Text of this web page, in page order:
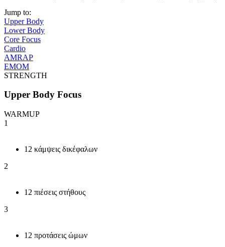
Jump to:
Upper Body
Lower Body
Core Focus
Cardio
AMRAP
EMOM
STRENGTH
Upper Body Focus
WARMUP
1
12 κάμψεις δικέφαλων
2
12 πιέσεις στήθους
3
12 προτάσεις ώμων